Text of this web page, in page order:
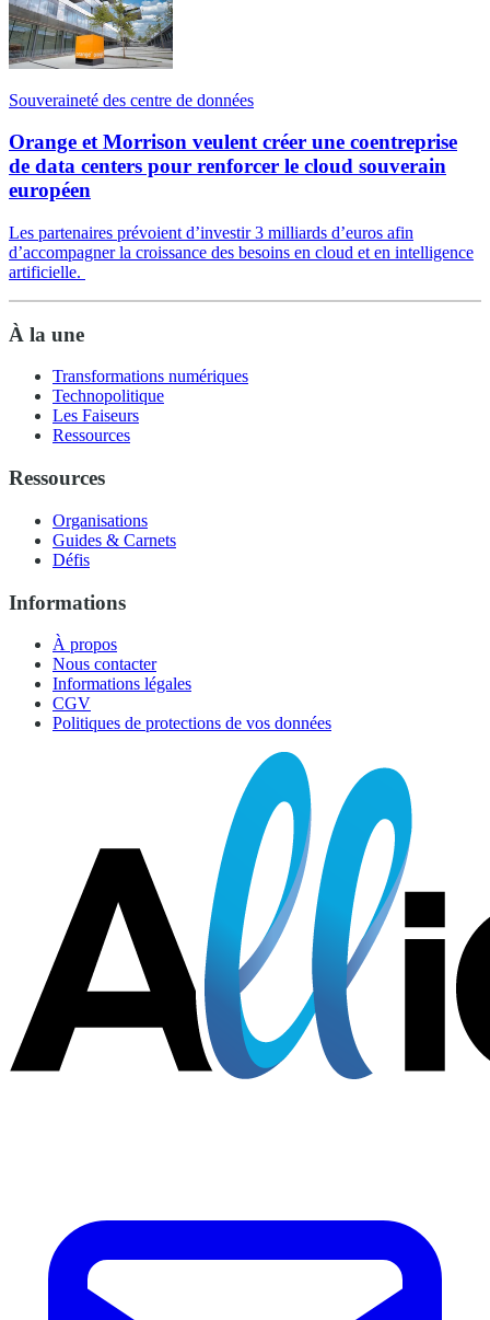
Souveraineté des centre de données
Orange et Morrison veulent créer une coentreprise
de data centers pour renforcer le cloud souverain
européen
Les partenaires prévoient d’investir 3 milliards d’euros afin
d’accompagner la croissance des besoins en cloud et en intelligence
artificielle.
À la une
Transformations numériques
Technopolitique
Les Faiseurs
Ressources
Ressources
Organisations
Guides & Carnets
Défis
Informations
À propos
Nous contacter
Informations légales
CGV
Politiques de protections de vos données